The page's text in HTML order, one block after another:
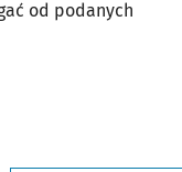
od podanych